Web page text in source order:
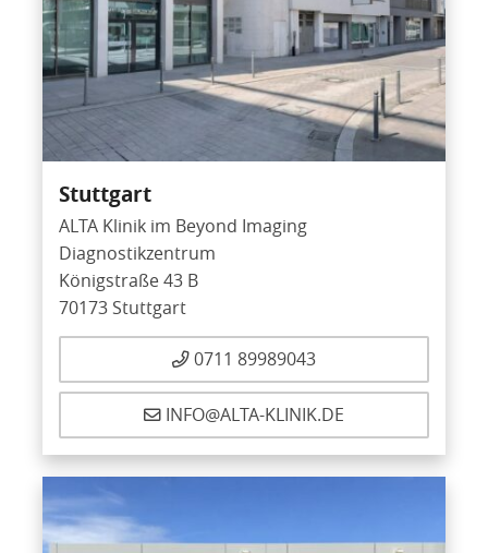
Stuttgart
ALTA Klinik im Beyond Imaging
Diagnostikzentrum
Königstraße 43 B
70173 Stuttgart
0711 89989043
INFO@ALTA-KLINIK.DE